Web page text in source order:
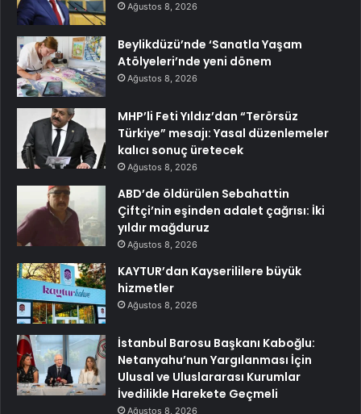
Ağustos 8, 2026
Beylikdüzü’nde ‘Sanatla Yaşam
Atölyeleri’nde yeni dönem
Ağustos 8, 2026
MHP’li Feti Yıldız’dan “Terörsüz
Türkiye” mesajı: Yasal düzenlemeler
kalıcı sonuç üretecek
Ağustos 8, 2026
ABD’de öldürülen Sebahattin
Çiftçi’nin eşinden adalet çağrısı: İki
yıldır mağduruz
Ağustos 8, 2026
KAYTUR’dan Kayserililere büyük
hizmetler
Ağustos 8, 2026
İstanbul Barosu Başkanı Kaboğlu:
Netanyahu’nun Yargılanması İçin
Ulusal ve Uluslararası Kurumlar
İvedilikle Harekete Geçmeli
Ağustos 8, 2026